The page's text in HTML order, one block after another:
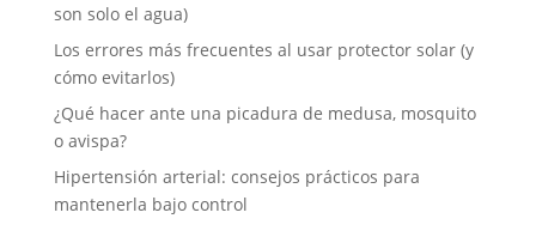
son solo el agua)
Los errores más frecuentes al usar protector solar (y
cómo evitarlos)
¿Qué hacer ante una picadura de medusa, mosquito
o avispa?
Hipertensión arterial: consejos prácticos para
mantenerla bajo control